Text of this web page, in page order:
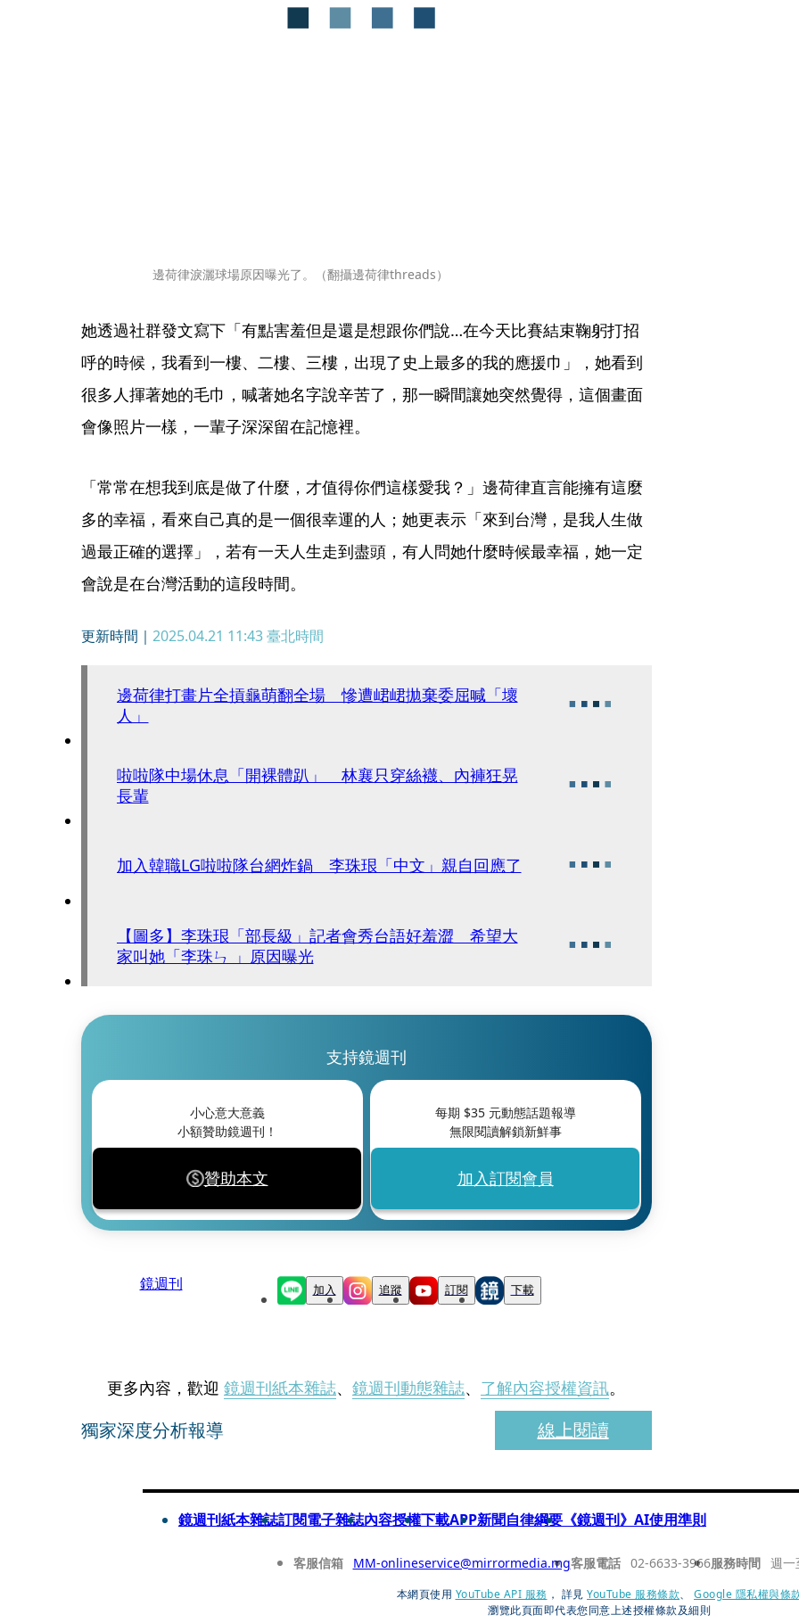
邊荷律淚灑球場原因曝光了。（翻攝邊荷律threads）
她透過社群發文寫下「有點害羞但是還是想跟你們說…在今天比賽結束鞠躬打招
呼的時候，我看到一樓、二樓、三樓，出現了史上最多的我的應援巾」，她看到
很多人揮著她的毛巾，喊著她名字說辛苦了，那一瞬間讓她突然覺得，這個畫面
會像照片一樣，一輩子深深留在記憶裡。
「常常在想我到底是做了什麼，才值得你們這樣愛我？」邊荷律直言能擁有這麼
多的幸福，看來自己真的是一個很幸運的人；她更表示「來到台灣，是我人生做
過最正確的選擇」，若有一天人生走到盡頭，有人問她什麼時候最幸福，她一定
會說是在台灣活動的這段時間。
更新時間｜ 2025.04.21 11:43臺北時間
邊荷律打畫片全摃龜萌翻全場 慘遭峮峮拋棄委屈喊「壞
人」
啦啦隊中場休息「開裸體趴」 林襄只穿絲襪、內褲狂晃
長輩
加入韓職LG啦啦隊台網炸鍋 李珠珢「中文」親自回應了
【圖多】李珠珢「部長級」記者會秀台語好羞澀 希望大
家叫她「李珠ㄣ 」原因曝光
支持鏡週刊
小心意大意義
小額贊助鏡週刊！
贊助本文
每期 $35元動態話題報導
無限閱讀解鎖新鮮事
加入訂閱會員
鏡週刊 加入 追蹤 訂閱 下載
更多內容，歡迎 鏡週刊紙本雜誌、 鏡週刊動態雜誌、 了解內容授權資訊。
獨家深度分析報導 線上閱讀
鏡週刊紙本雜誌訂閱電子雜誌內容授權下載APP新聞自律綱要 《鏡週刊》AI使用準則
客服信箱 MM-onlineservice@mirrormedia.mg客服電話 02-6633-3966服務時間 週一
本網頁使用 YouTube API 服務 ， 詳見 YouTube 服務條款、
Google 隱私權與條
瀏覽此頁面即代表您同意上述授權條款及細則